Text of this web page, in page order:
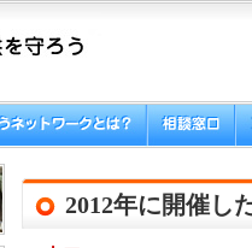
2012年に開催し